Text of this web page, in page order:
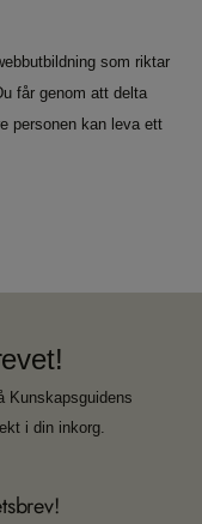
som riktar
får genom att delta
personen kan leva ett
Kunskapsguidens
i din inkorg.